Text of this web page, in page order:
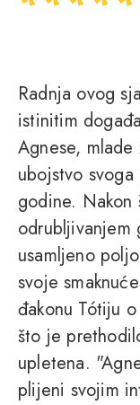
Radnja ovog
istinitim
Agnese,
ubojstvo
godine. Nakon
odrubljivanjem
usamljeno
svoje
đakonu Tótiju
što je
upletena.
plijeni svojim